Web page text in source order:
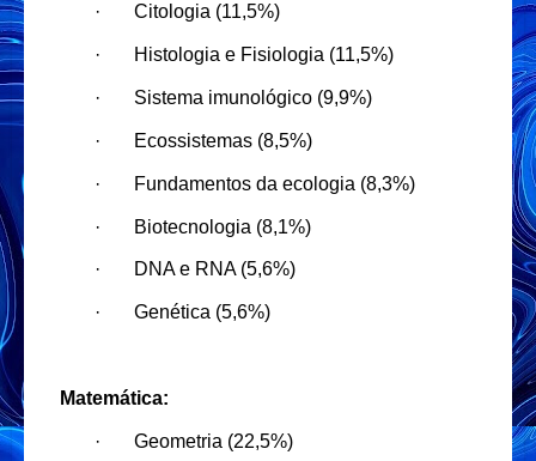
· Citologia (11,5%)
· Histologia e Fisiologia (11,5%)
· Sistema imunológico (9,9%)
· Ecossistemas (8,5%)
· Fundamentos da ecologia (8,3%)
· Biotecnologia (8,1%)
· DNA e RNA (5,6%)
· Genética (5,6%)
Matemática:
· Geometria (22,5%)